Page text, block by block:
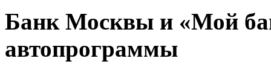
Банк Москвы и «Мой
автопрограммы